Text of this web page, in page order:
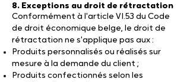
8. Exceptions au droit de rétractation
Conformément à l'article VI.53 du Code
de droit économique belge, le droit de
rétractation ne s'applique pas aux :
Produits personnalisés ou réalisés sur
mesure à la demande du client ;
Produits confectionnés selon les